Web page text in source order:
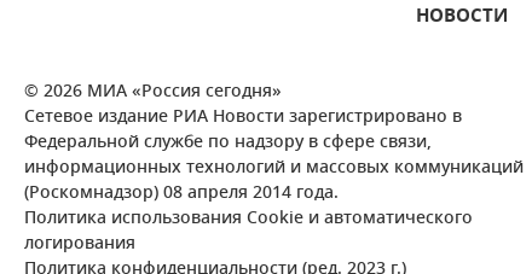
НОВОСТИ
© 2026 МИА «Россия сегодня»
Сетевое издание РИА Новости зарегистрировано в
Федеральной службе по надзору в сфере связи,
информационных технологий и массовых коммуникаций
(Роскомнадзор) 08 апреля 2014 года.
Политика использования Cookie и автоматического
логирования